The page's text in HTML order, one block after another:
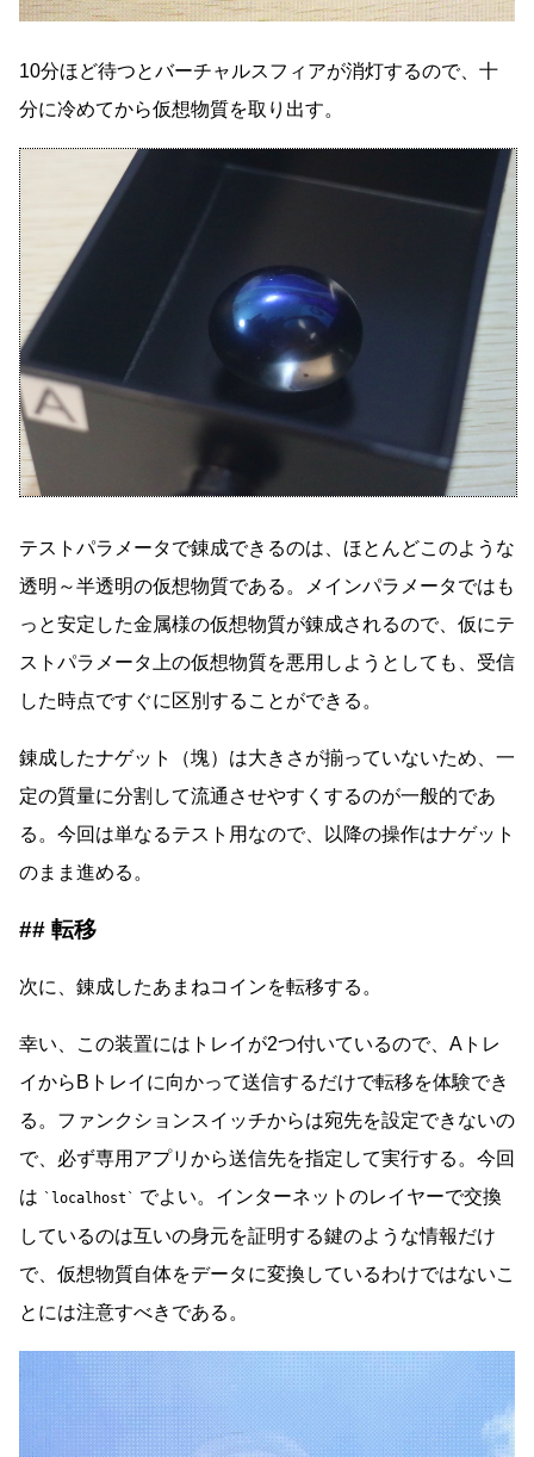
10分ほど待つとバーチャルスフィアが消灯するので、十
分に冷めてから仮想物質を取り出す。
テストパラメータで錬成できるのは、ほとんどこのような
透明～半透明の仮想物質である。メインパラメータではも
っと安定した金属様の仮想物質が錬成されるので、仮にテ
ストパラメータ上の仮想物質を悪用しようとしても、受信
した時点ですぐに区別することができる。
錬成したナゲット（塊）は大きさが揃っていないため、一
定の質量に分割して流通させやすくするのが一般的であ
る。今回は単なるテスト用なので、以降の操作はナゲット
のまま進める。
転移
次に、錬成したあまねコインを転移する。
幸い、この装置にはトレイが2つ付いているので、Aトレ
イからBトレイに向かって送信するだけで転移を体験でき
る。ファンクションスイッチからは宛先を設定できないの
で、必ず専用アプリから送信先を指定して実行する。今回
は
localhost
でよい。インターネットのレイヤーで交換
しているのは互いの身元を証明する鍵のような情報だけ
で、仮想物質自体をデータに変換しているわけではないこ
とには注意すべきである。